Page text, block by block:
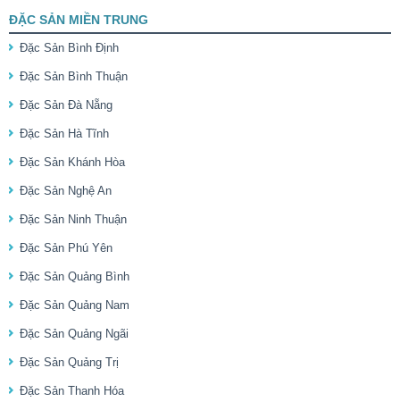
ĐẶC SẢN MIỀN TRUNG
Đặc Sản Bình Định
Đặc Sản Bình Thuận
Đặc Sản Đà Nẵng
Đặc Sản Hà Tĩnh
Đặc Sản Khánh Hòa
Đặc Sản Nghệ An
Đặc Sản Ninh Thuận
Đặc Sản Phú Yên
Đặc Sản Quảng Bình
Đặc Sản Quảng Nam
Đặc Sản Quảng Ngãi
Đặc Sản Quảng Trị
Đặc Sản Thanh Hóa